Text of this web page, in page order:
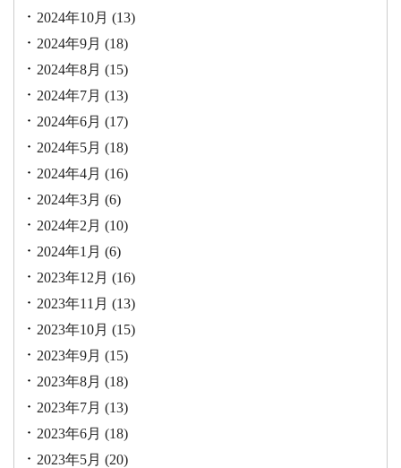
2024年10月 (13)
2024年9月 (18)
2024年8月 (15)
2024年7月 (13)
2024年6月 (17)
2024年5月 (18)
2024年4月 (16)
2024年3月 (6)
2024年2月 (10)
2024年1月 (6)
2023年12月 (16)
2023年11月 (13)
2023年10月 (15)
2023年9月 (15)
2023年8月 (18)
2023年7月 (13)
2023年6月 (18)
2023年5月 (20)